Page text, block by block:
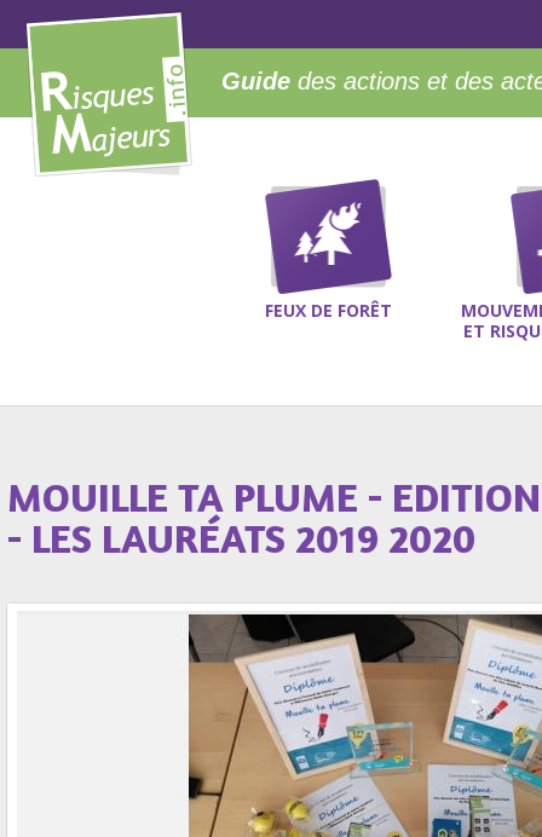
Guide des actions et des
FEUX DE FORÊT
ET
MOUILLE TA PLUME -
- LES LAURÉATS 2019 2020